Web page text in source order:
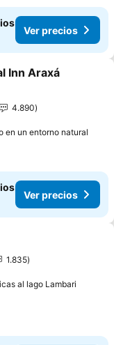
Ver precios
Inn Araxá
4.890
en un entorno natural
Ver precios
1.835
al lago Lambari